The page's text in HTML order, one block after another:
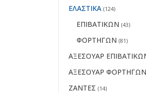
ΕΛΑΣΤΙΚΑ (124)
ΕΠΙΒΑΤΙΚΩΝ (43)
ΦΟΡΤΗΓΩΝ (81)
ΑΞΕΣΟΥΑΡ
ΑΞΕΣΟΥΑΡ ΦΟΡΤΗΓΩΝ
ΖΑΝΤΕΣ (14)